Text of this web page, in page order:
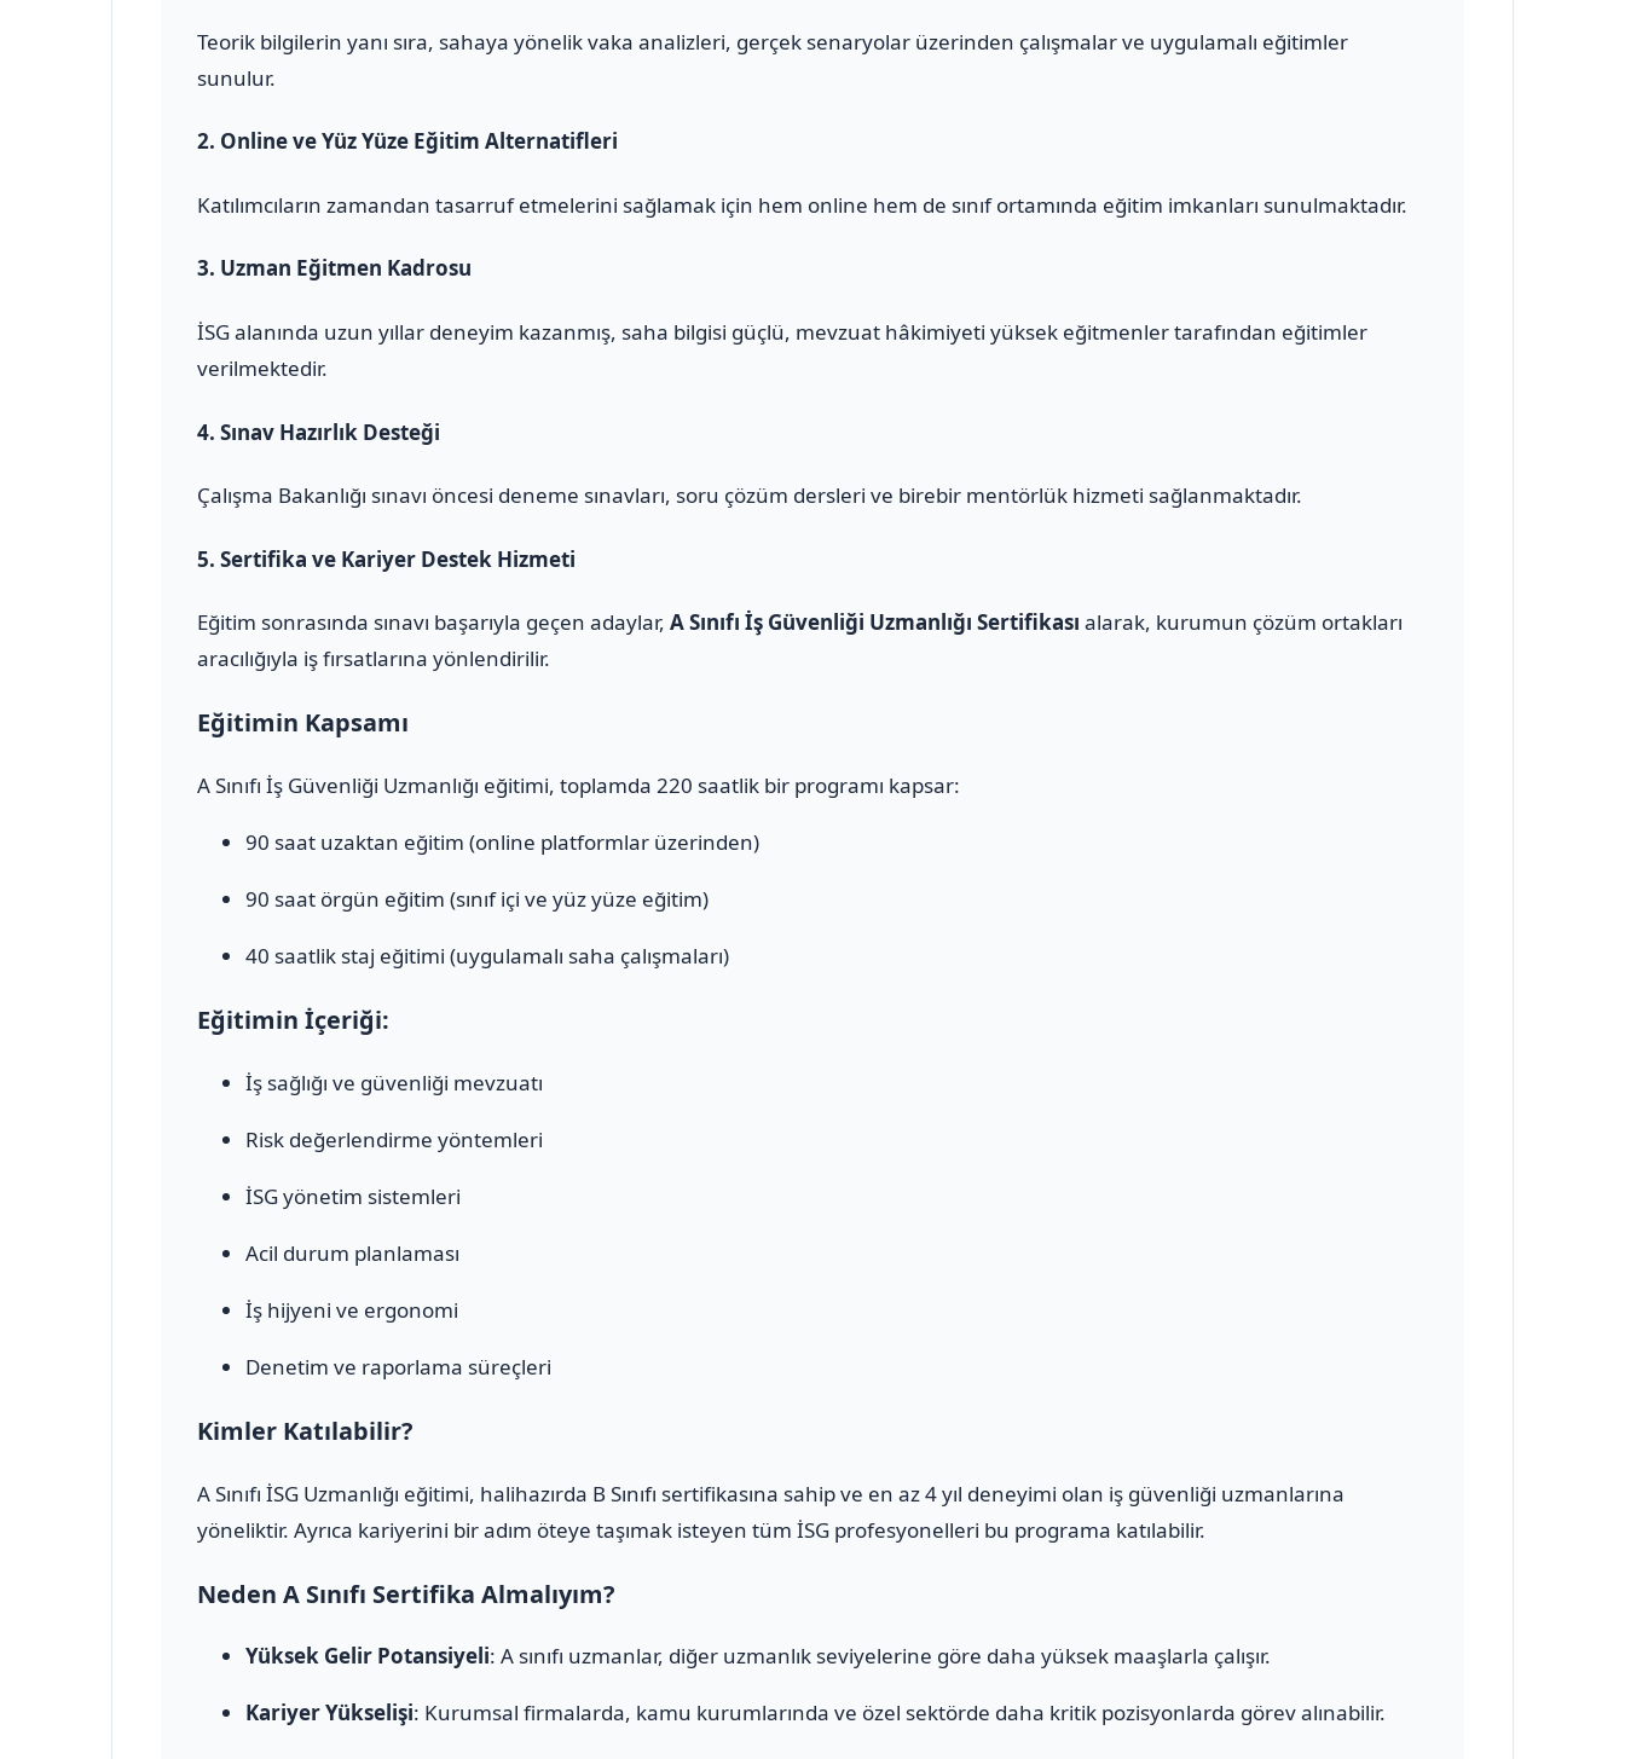
Teorik bilgilerin yanı sıra, sahaya yönelik vaka analizleri, gerçek senaryolar üzerinden çalışmalar ve uygulamalı eğitimler
sunulur.
2. Online ve Yüz Yüze Eğitim Alternatifleri
Katılımcıların zamandan tasarruf etmelerini sağlamak için hem online hem de sınıf ortamında eğitim imkanları sunulmaktadır.
3. Uzman Eğitmen Kadrosu
İSG alanında uzun yıllar deneyim kazanmış, saha bilgisi güçlü, mevzuat hâkimiyeti yüksek eğitmenler tarafından eğitimler
verilmektedir.
4. Sınav Hazırlık Desteği
Çalışma Bakanlığı sınavı öncesi deneme sınavları, soru çözüm dersleri ve birebir mentörlük hizmeti sağlanmaktadır.
5. Sertifika ve Kariyer Destek Hizmeti
Eğitim sonrasında sınavı başarıyla geçen adaylar, A Sınıfı İş Güvenliği Uzmanlığı Sertifikası alarak, kurumun çözüm ortakları
aracılığıyla iş fırsatlarına yönlendirilir.
Eğitimin Kapsamı
A Sınıfı İş Güvenliği Uzmanlığı eğitimi, toplamda 220 saatlik bir programı kapsar:
90 saat uzaktan eğitim (online platformlar üzerinden)
90 saat örgün eğitim (sınıf içi ve yüz yüze eğitim)
40 saatlik staj eğitimi (uygulamalı saha çalışmaları)
Eğitimin İçeriği:
İş sağlığı ve güvenliği mevzuatı
Risk değerlendirme yöntemleri
İSG yönetim sistemleri
Acil durum planlaması
İş hijyeni ve ergonomi
Denetim ve raporlama süreçleri
Kimler Katılabilir?
A Sınıfı İSG Uzmanlığı eğitimi, halihazırda B Sınıfı sertifikasına sahip ve en az 4 yıl deneyimi olan iş güvenliği uzmanlarına
yöneliktir. Ayrıca kariyerini bir adım öteye taşımak isteyen tüm İSG profesyonelleri bu programa katılabilir.
Neden A Sınıfı Sertifika Almalıyım?
Yüksek Gelir Potansiyeli: A sınıfı uzmanlar, diğer uzmanlık seviyelerine göre daha yüksek maaşlarla çalışır.
Kariyer Yükselişi: Kurumsal firmalarda, kamu kurumlarında ve özel sektörde daha kritik pozisyonlarda görev alınabilir.